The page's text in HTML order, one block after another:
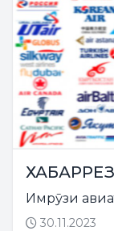
Имрӯзи
30.11.2023